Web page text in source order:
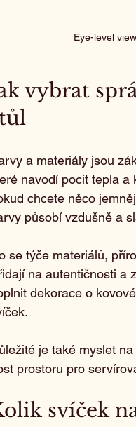
Eye-level
vybrat
a materiály jsou
navodí pocit tepla a
chcete něco
působí vzdušně a
se týče materiálů,
na autentičnosti a
dekorace o
je také myslet
prostoru pro
svíček